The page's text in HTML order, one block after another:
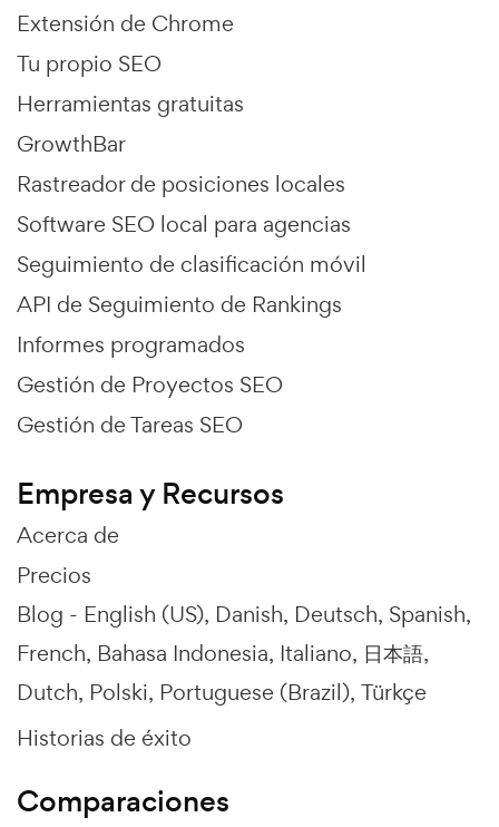
Extensión de Chrome
Tu propio SEO
Herramientas gratuitas
GrowthBar
Rastreador de posiciones locales
Software SEO local para agencias
Seguimiento de clasificación móvil
API de Seguimiento de Rankings
Informes programados
Gestión de Proyectos SEO
Gestión de Tareas SEO
Empresa y Recursos
Acerca de
Precios
Blog - English (US) Danish Deutsch Spanish
French Bahasa Indonesia Italiano 日本語
Dutch Polski Portuguese (Brazil) Türkçe
Historias de éxito
Comparaciones